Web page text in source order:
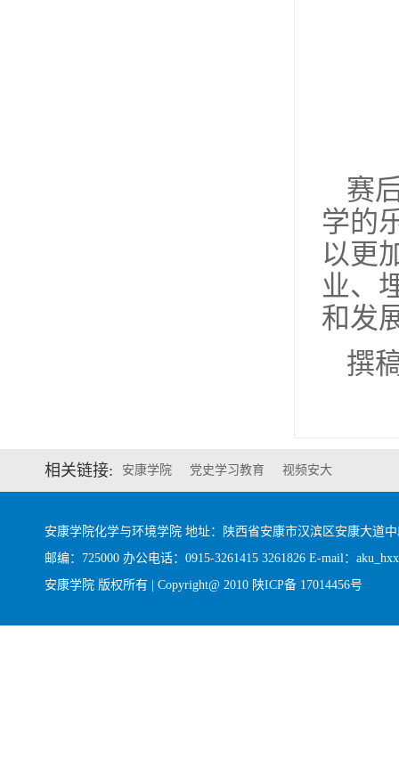
赛
学的
以更
业、
和发
撰
相关链接: 安康学院 党史学习教育 视频安大
安康学院化学与环境学院 地址：陕西省安康市汉滨区安康大道
邮编：725000 办公电话：0915-3261415 3261826 E-mail：
安康学院 版权所有 | Copyright@ 2010 陕ICP备 17014456号